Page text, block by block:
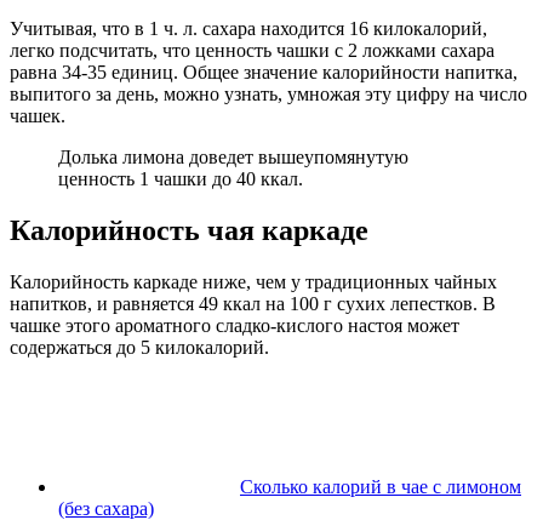
Учитывая, что в 1 ч. л. сахара находится 16 килокалорий,
легко подсчитать, что ценность чашки с 2 ложками сахара
равна 34-35 единиц. Общее значение калорийности напитка,
выпитого за день, можно узнать, умножая эту цифру на число
чашек.
Долька лимона доведет вышеупомянутую
ценность 1 чашки до 40 ккал.
Калорийность чая каркаде
Калорийность каркаде ниже, чем у традиционных чайных
напитков, и равняется 49 ккал на 100 г сухих лепестков. В
чашке этого ароматного сладко-кислого настоя может
содержаться до 5 килокалорий.
Сколько калорий в чае с лимоном
(без сахара)